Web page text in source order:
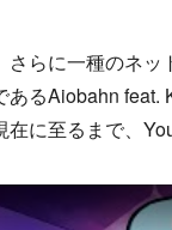
さらに一種のネッ
あるAiobahn feat.
在に至るまで、